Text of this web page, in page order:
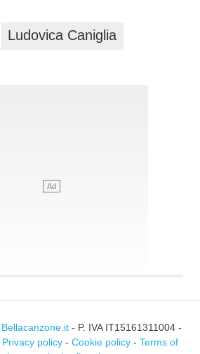
Ludovica Caniglia
Bellacanzone.it- P. IVA IT15161311004 -
Privacy policy - Cookie policy - Terms of